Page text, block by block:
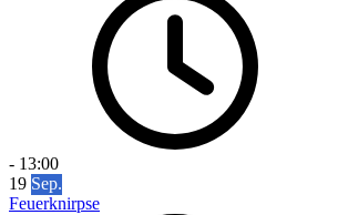
- 13:00
19 Sep.
Feuerknirpse